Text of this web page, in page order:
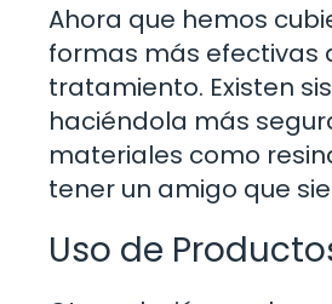
Ahora que hemos
formas más efectivas
tratamiento. Existen
haciéndola más
materiales como
tener un amigo que
Uso de